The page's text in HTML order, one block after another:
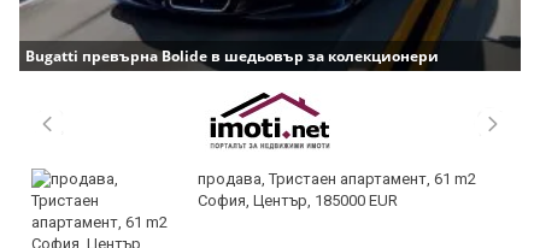
Bugatti превърна Bolide в шедьовър за колекционери
продава, Тристаен апартамент, 61 m2
София, Център, 185000 EUR